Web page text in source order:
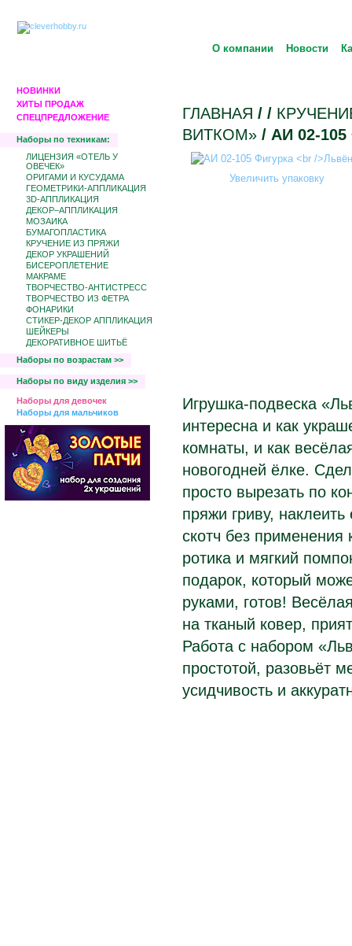
О компании Новости
НОВИНКИ
ХИТЫ ПРОДАЖ
СПЕЦПРЕДЛОЖЕНИЕ
Наборы по техникам:
ЛИЦЕНЗИЯ «ОТЕЛЬ У
ОВЕЧЕК»
ОРИГАМИ И КУСУДАМА
ГЕОМЕТРИКИ-АППЛИКАЦИЯ
3D-АППЛИКАЦИЯ
ДЕКОР–АППЛИКАЦИЯ
МОЗАИКА
БУМАГОПЛАСТИКА
КРУЧЕНИЕ ИЗ ПРЯЖИ
ДЕКОР УКРАШЕНИЙ
БИCЕРОПЛЕТЕНИЕ
МАКРАМЕ
ТВОРЧЕСТВО-АНТИСТРЕСС
ТВОРЧЕСТВО ИЗ ФЕТРА
ФОНАРИКИ
СТИКЕР-ДЕКОР АППЛИКАЦИЯ
ШЕЙКЕРЫ
ДЕКОРАТИВНОЕ ШИТЬЁ
Наборы по возрастам >>
Наборы по виду изделия >>
Наборы для девочек
Наборы для мальчиков
ГЛАВНАЯ / /
ВИТКОМ» / АИ 02-
Увеличить упаковку
Игрушка-подвеска
интересна и как
комнаты, и как
новогодней ёлке.
просто вырезать по
пряжи гриву,
скотч без применения
ротика и мягкий
подарок, который
руками, готов!
на тканый ковер,
Работа с набором
простотой, разовьёт
усидчивость и